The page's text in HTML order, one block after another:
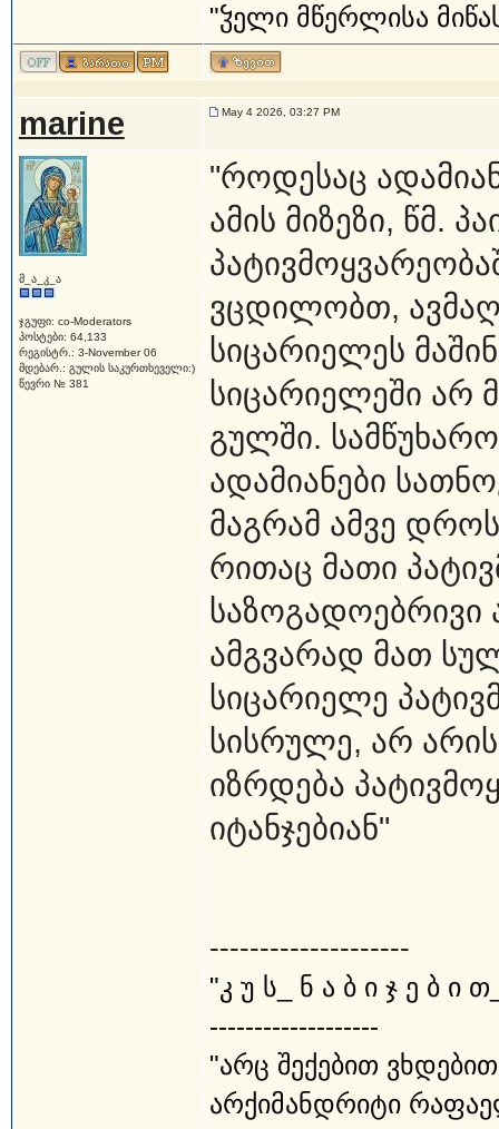
"ჴელი მწერლისა
marine May 4 2026, 03:27 PM
მ_ა_კ_ა
ჯგუფი: co-Moderators
პოსტები: 64,133
რეგისტრ.: 3-November 06
მდებარ.: გულის საკურთხეველი:)
წევრი № 381
"როდესაც
ამის მიზეზი, წმ.
ვცდილობთ,
სიცარიელეს
სიცარიელეში არ
გულში.
ადამიანები
მაგრამ ამვე
რითაც მათი
საზოგადოებრივი
ამგვარად მათ
სიცარიელე
სისრულე, არ
იზრდება
იტანჯებიან"
--------------------
"კ უ ს_ ნ ა ბ ი ჯ ე ბ ი
-------------------
"არც შექებით
არქიმანდრიტი